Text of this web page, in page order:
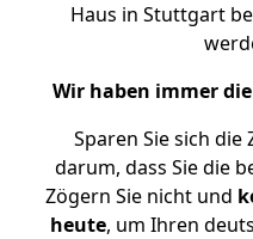
Haus in Stuttgart
Wir haben immer
Sparen Sie sich
darum, dass Sie die
Zögern Sie nicht und
heute, um Ihren